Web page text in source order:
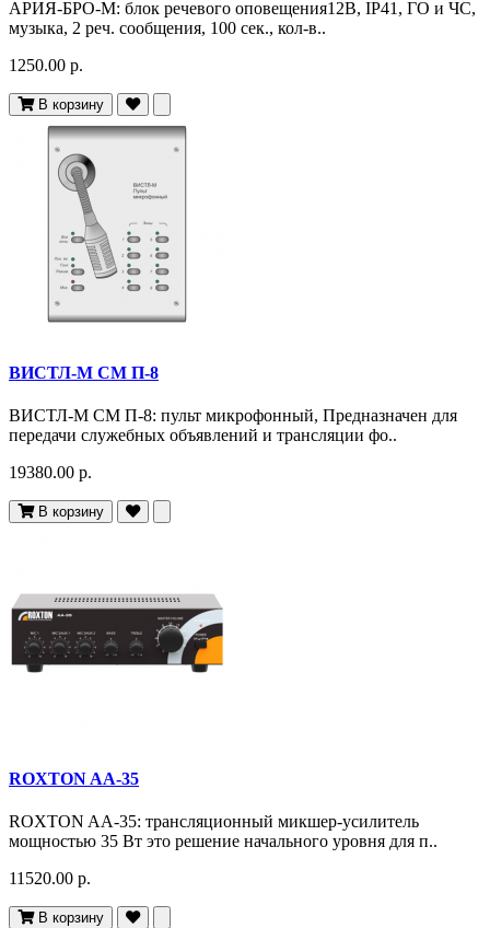
АРИЯ-БРО-М: блок речевого оповещения12В, IP41, ГО и ЧС,
музыка, 2 реч. сообщения, 100 сек., кол-в..
1250.00 р.
В корзину
ВИСТЛ-М СМ П-8
ВИСТЛ-М СМ П-8: пульт микрофонный, Предназначен для
передачи служебных объявлений и трансляции фо..
19380.00 р.
В корзину
ROXTON AA-35
ROXTON AA-35: трансляционный микшер-усилитель
мощностью 35 Вт это решение начального уровня для п..
11520.00 р.
В корзину